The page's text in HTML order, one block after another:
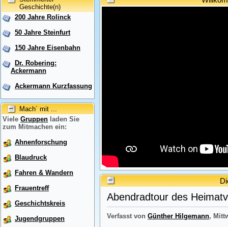
Geschichte(n)
200 Jahre Rolinck
50 Jahre Steinfurt
150 Jahre Eisenbahn
Dr. Robering:
Ackermann
Ackermann Kurzfassung
Mach´ mit ...
Viele Gruppen laden Sie
zum Mitmachen ein:
Ahnenforschung
Blaudruck
Fahren & Wandern
Frauentreff
Geschichtskreis
Jugendgruppen
Abendradtour des
Verfasst von Günther Hilgemann,